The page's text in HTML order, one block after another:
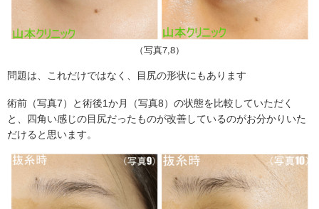
（写真7,8）
問題は、これだけではなく、目尻の形状にもあります
術前（写真7）と術後1か月（写真8）の状態を比較していただく
と、四角い感じの目尻だったものが改善しているのがお分かりいた
だけると思います。